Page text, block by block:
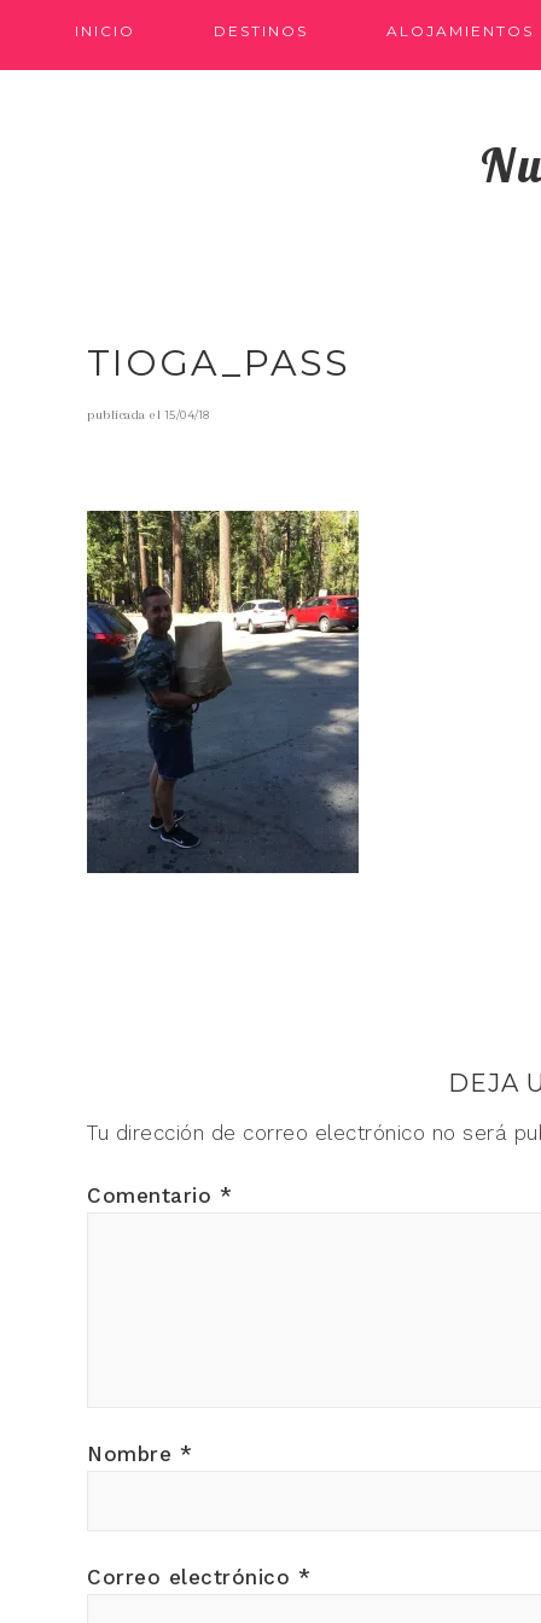
INICIO DESTINOS ALOJAMIENTOS
TIOGA_PASS
publicada el15/04/18
DEJA
Tu dirección de correo electrónico no será
Comentario *
Nombre *
Correo electrónico *